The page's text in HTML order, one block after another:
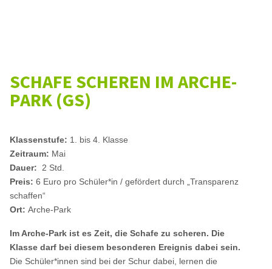
SCHAFE SCHEREN IM ARCHE-
PARK (GS)
Klassenstufe: 1. bis 4. Klasse
Zeitraum: Mai
Dauer: 2 Std.
Preis:6 Euro pro Schüler*in / gefördert durch „Transparenz
schaffen“
Ort:Arche-Park
Im Arche-Park ist es Zeit, die Schafe zu scheren. Die
Klasse darf bei diesem besonderen Ereignis dabei sein.
Die Schüler*innen sind bei der Schur dabei, lernen die